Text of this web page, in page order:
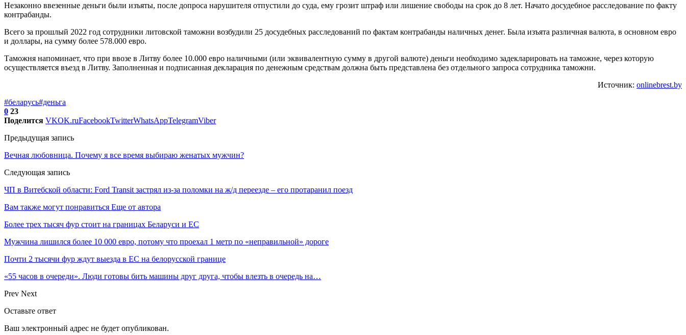
Незаконно ввезенные деньги были изъяты, после допроса нарушителя отпустили до суда, ему грозит штраф или лишение свободы на срок до 8 лет. Начато досудебное расследование по факту
контрабанды.
Всего за прошлый 2022 год сотрудники литовской таможни возбудили 25 досудебных расследований по фактам контрабанды наличных денег. Была изъята различная валюта, в основном евро
и доллары, на сумму более 578.000 евро.
Таможня напоминает, что при ввозе в Литву более 10.000 евро наличными (или эквивалентную сумму в другой валюте) деньги необходимо задекларировать на таможне, через которую
осуществляется въезд в Литву. Заполненная и подписанная декларация по денежным средствам должна быть представлена ​​без отдельного запроса сотрудника таможни.
Источник: onlinebrest.by
#беларусь#деньга
0 23
Поделится VKOK.ruFacebookTwitterWhatsAppTelegramViber
Предыдущая запись
Вечная любовница. Почему я все время выбираю женатых мужчин?
Следующая запись
ЧП в Витебской области: Ford Transit застрял из-за поломки на ж/д переезде – его протаранил поезд
Вам также могут понравиться Еще от автора
Более трех тысяч фур стоит на границах Беларуси и ЕС
Мужчина лишился более 10 000 евро, потому что проехал 1 метр по «неправильной» дороге
Почти 2 тысячи фур ждут выезда в ЕС на белорусской границе
«55 часов в очереди». Люди готовы бить машины друг друга, чтобы влезть в очередь на…
Prev Next
Оставьте ответ
Ваш электронный адрес не будет опубликован.